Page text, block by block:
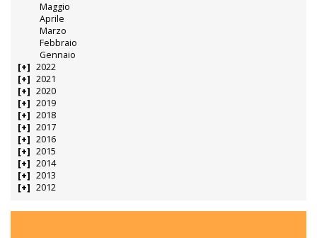
Maggio
Aprile
Marzo
Febbraio
Gennaio
2022
2021
2020
2019
2018
2017
2016
2015
2014
2013
2012